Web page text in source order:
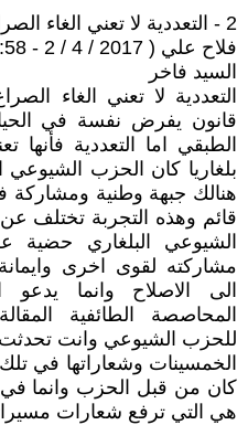
2 - التعددية لا تعني الغاء الصراع الطبقي
فلاح علي ( 2017 / 4 / 2 - 22:58 )
السيد فاخر
التعددية لا تعني الغاء
قانون يفرض نفسة في
الطبقي اما التعددية فأنها
بلغاريا كان الحزب الشيوعي
هنالك جبهة وطنية ومشاركة
قائم وهذه التجربة تختلف عن
الشيوعي البلغاري
مشاركته لقوى اخرى
الى الاصلاح وانما يدعو
المحاصصة الطائفية
للحزب الشيوعي وانت
الخمسينات وشعاراتها في
كان من قبل الحزب وانما في
هي التي ترفع شعارات